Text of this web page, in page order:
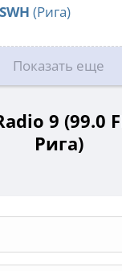
(Рига)
Показать еще
9 (99.0
Рига)